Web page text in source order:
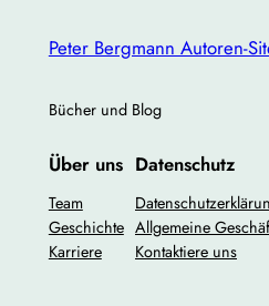
Peter Bergmann Autoren-
Bücher und Blog
Über uns
Team
Geschichte
Karriere
Datenschutz
Allgemeine
Kontaktiere uns